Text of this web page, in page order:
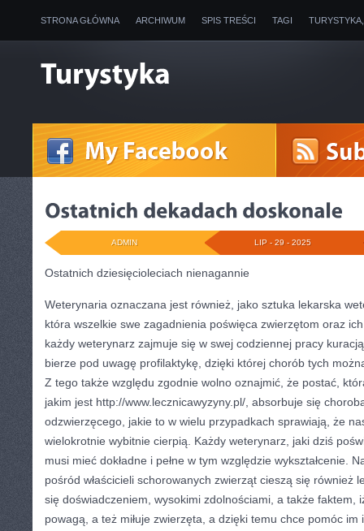
STRONA GŁÓWNA ARCHIWUM SPIS TREŚCI TAGI
LIP - 29 - 2025
ADMIN
Ostatnich dziesięcioleciach nienagannie
Weterynaria oznaczana jest również, jako sztuka lekarska
która wszelkie swe zagadnienia poświęca zwierzętom oraz
każdy weterynarz zajmuje się w swej codziennej pracy
bierze pod uwagę profilaktykę, dzięki której chorób tych
Z tego także względu zgodnie wolno oznajmić, że postać,
jakim jest http://www.lecznicawyzyny.pl/, absorbuje się
odzwierzęcego, jakie to w wielu przypadkach sprawiają, że
wielokrotnie wybitnie cierpią. Każdy weterynarz, jaki dziś
musi mieć dokładne i pełne w tym względzie wykształcenie.
pośród właścicieli schorowanych zwierząt cieszą się również
się doświadczeniem, wysokimi zdolnościami, a także faktem,
powagą, a też miłuje zwierzęta, a dzięki temu chce pomóc